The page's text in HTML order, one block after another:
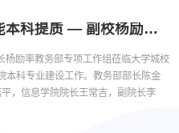
精准把脉专业建设 聚力赋能本科提质 — 副校杨励带队调研信息学院
杨励率教务部专项工作组莅临大学城校
本科专业建设工作。教务部部长陈金
，信息学院院长王常吉，副院长李
参加会议。会议由王常吉主持。调研